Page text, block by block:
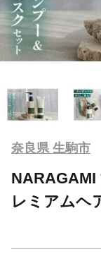
奈良県 生駒市
レミアムヘ